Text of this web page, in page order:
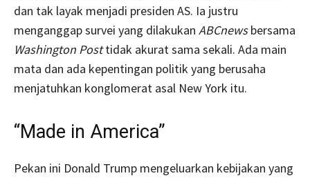
dan tak layak menjadi presiden AS. Ia justru
menganggap survei yang dilakukan ABCnewsbersama
Washington Posttidak akurat sama sekali. Ada main
mata dan ada kepentingan politik yang berusaha
menjatuhkan konglomerat asal New York itu.
“Made in America”
Pekan ini Donald Trump mengeluarkan kebijakan yang